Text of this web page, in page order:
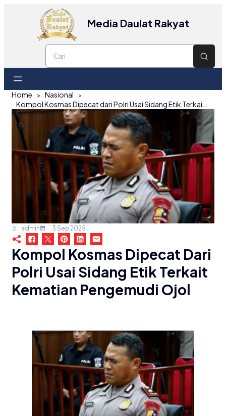
Media Daulat Rakyat
Home
Nasional
admin 3 Sep 2025
Kompol Kosmas Dipecat Dari
Polri Usai Sidang Etik Terkait
Kematian Pengemudi Ojol